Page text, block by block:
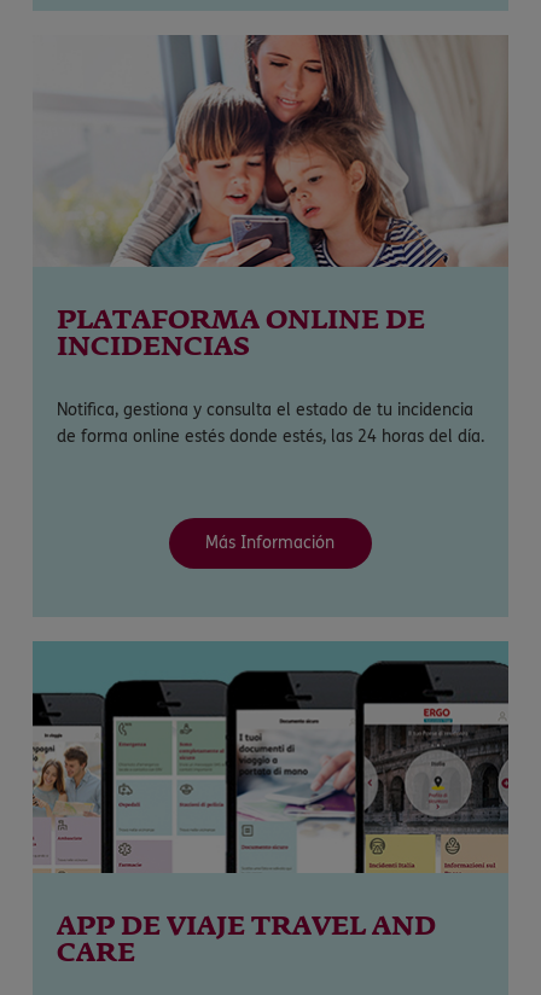
PLATAFORMA ONLINE DE
INCIDENCIAS
Notifica, gestiona y consulta el estado de tu incidencia
de forma online estés donde estés, las 24 horas del día.
Más Información
APP DE VIAJE TRAVEL AND
CARE